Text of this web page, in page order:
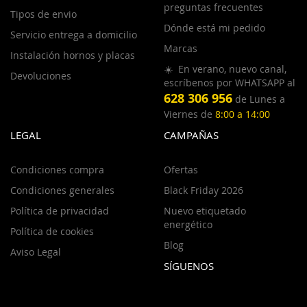
Tipos de envio
Servicio entrega a domicilio
Instalación hornos y placas
Devoluciones
preguntas frecuentes
Dónde está mi pedido
Marcas
☀️ En verano, nuevo canal,
escríbenos por WHATSAPP al
628 306 956 de Lunes a
Viernes de 8:00 a 14:00
LEGAL
Condiciones compra
Condiciones generales
Política de privacidad
Política de cookies
Aviso Legal
CAMPAÑAS
Ofertas
Black Friday 2026
Nuevo etiquetado
energético
Blog
SÍGUENOS